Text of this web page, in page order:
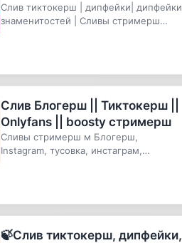
ДИПФЕЙКИ
ЗНАМЕНИТОСТЕЙ |
Слив тиктокерш | дипфейки| дипфейки
знаменитостей | Сливы стримерш
Слив Блогерш || Тиктокерш ||
Onlyfans || boosty стримерш
Сливы стримерш м Блогерш,
Instagram, тусовка, инстаграм,
🍃Слив тиктокерш, дипфейки,